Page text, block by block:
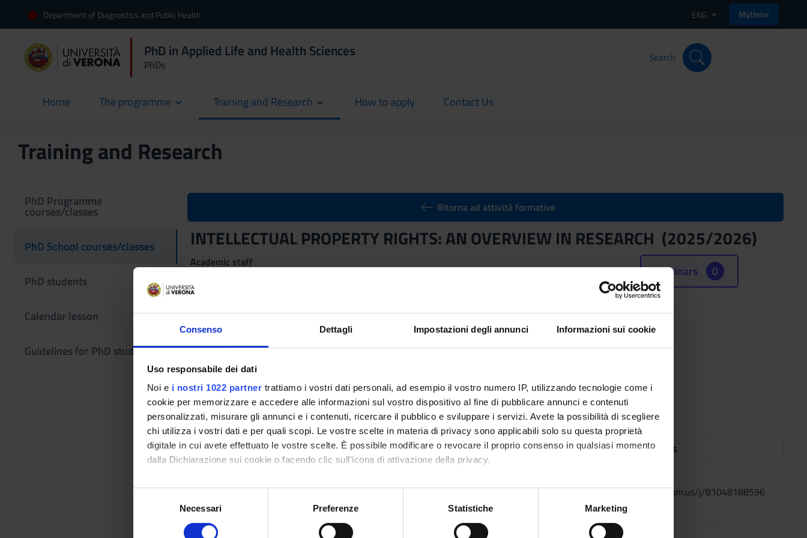
Consenso Dettagli Impostazioni degli annunci Informazioni sui cookie
Uso responsabile dei dati
Noi e i nostri 1022 partner trattiamo i vostri dati personali, ad esempio il vostro numero IP, utilizzando tecnologie come i
cookie per memorizzare e accedere alle informazioni sul vostro dispositivo al fine di pubblicare annunci e contenuti
personalizzati, misurare gli annunci e i contenuti, ricercare il pubblico e sviluppare i servizi. Avete la possibilità di scegliere
chi utilizza i vostri dati e per quali scopi. Le vostre scelte in materia di privacy sono applicabili solo su questa proprietà
digitale in cui avete effettuato le vostre scelte. È possibile modificare o revocare il proprio consenso in qualsiasi momento
dalla Dichiarazione sui cookie o facendo clic sull'icona di attivazione della privacy.
Con il tuo consenso, vorremmo anche:
raccogliere informazioni sulla tua posizione geografica, con un'approssimazione di qualche metro,
digitali).
Necessari Preferenze Statistiche Marketing
Department of Diagnostics and Public Health ENG MyUnivr
PhD in Applied Life and Health Sciences
PhDs
Search
Home
current The programme Training and Research How to apply
current Contact Us
current
Training and Research
PhD Programme
courses/classes
PhD School courses/classes
PhD students
Calendar lesson
Guidelines for PhD students
Ritorna ad attività formative
INTELLECTUAL PROPERTY RIGHTS: AN OVERVIEW IN RESEARCH (2025/2026)
Academic staff
Simone Sprea
0.5
VERONA
Seminars 0
Scheduled Lessons
WHEN CLASSROOM TEACHER TOPICS
14:00 - 16:00
Duration: 2:00 AM
Ca' Vignal
Link Zoom: https://univr.zoom.us/j/81048188596